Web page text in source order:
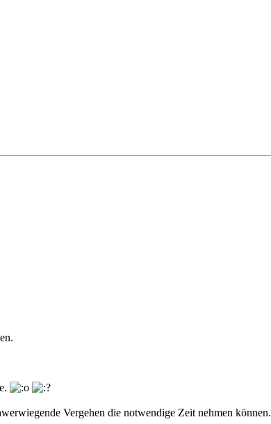
Vergehen die notwendige Zeit nehmen können.